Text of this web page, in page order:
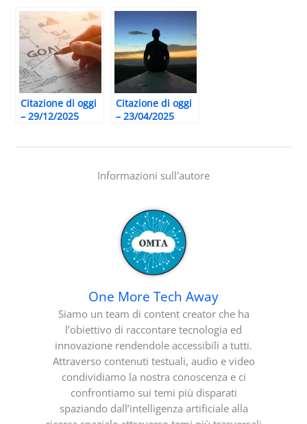
Citazione di oggi
– 29/12/2025
Citazione di oggi
– 23/04/2025
Informazioni sull'autore
One More Tech Away
Siamo un team di content creator che ha
l’obiettivo di raccontare tecnologia ed
innovazione rendendole accessibili a tutti.
Attraverso contenuti testuali, audio e video
condividiamo la nostra conoscenza e ci
confrontiamo sui temi più disparati
spaziando dall’intelligenza artificiale alla